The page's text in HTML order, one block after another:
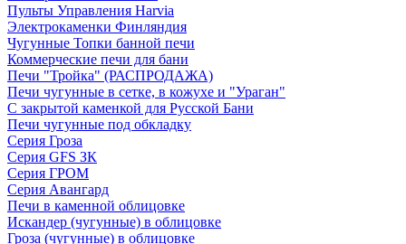
Пульты Управления Harvia
Электрокаменки Финляндия
Чугунные Топки банной печи
Коммерческие печи для бани
Печи "Тройка" (РАСПРОДАЖА)
Печи чугунные в сетке, в кожухе и "Ураган"
С закрытой каменкой для Русской Бани
Печи чугунные под обкладку
Серия Гроза
Серия GFS ЗК
Серия ГРОМ
Серия Авангард
Печи в каменной облицовке
Искандер (чугунные) в облицовке
Гроза (чугунные) в облицовке